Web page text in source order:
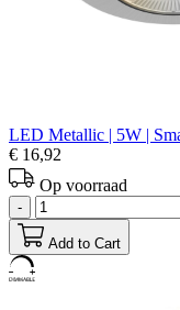
LED Metallic | 5W |
€ 16,92
Op voorraad
-
Add to Cart